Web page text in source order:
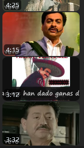
4:25
4:15
3:12
3:32